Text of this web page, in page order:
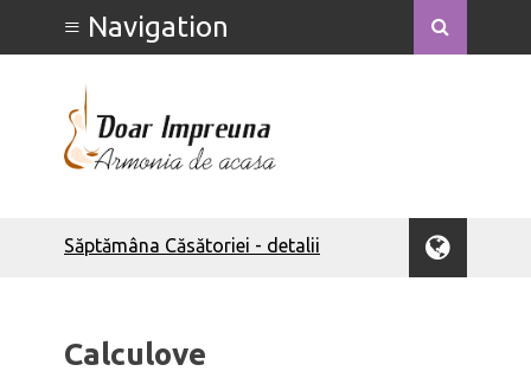
Săptămâna Căsătoriei - Ce poate face
un soț
Bărbați integri
Calculove